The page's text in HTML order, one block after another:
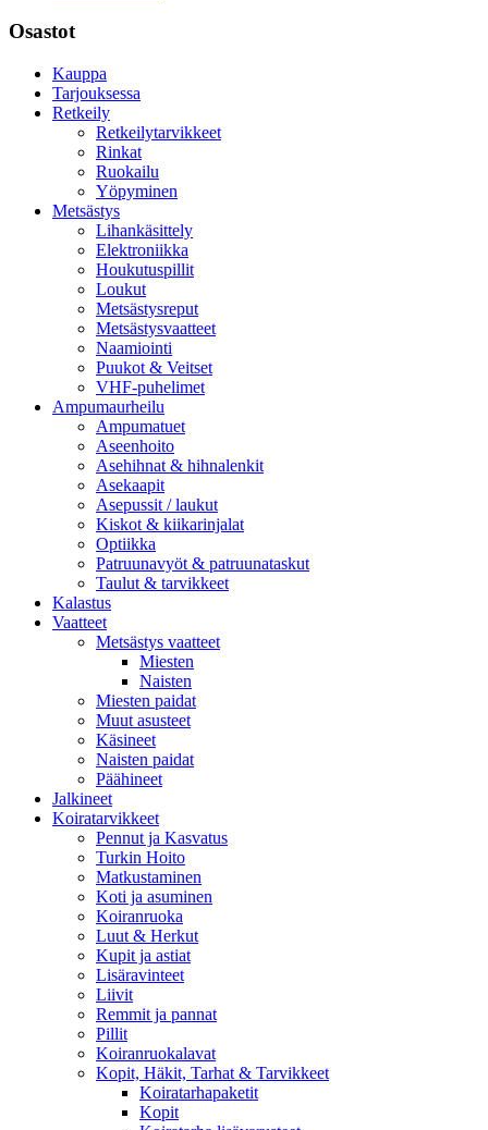
Osastot
Kauppa
Tarjouksessa
Retkeily
Retkeilytarvikkeet
Rinkat
Ruokailu
Yöpyminen
Metsästys
Lihankäsittely
Elektroniikka
Houkutuspillit
Loukut
Metsästysreput
Metsästysvaatteet
Naamiointi
Puukot & Veitset
VHF-puhelimet
Ampumaurheilu
Ampumatuet
Aseenhoito
Asehihnat & hihnalenkit
Asekaapit
Asepussit / laukut
Kiskot & kiikarinjalat
Optiikka
Patruunavyöt & patruunataskut
Taulut & tarvikkeet
Kalastus
Vaatteet
Metsästys vaatteet
Miesten
Naisten
Miesten paidat
Muut asusteet
Käsineet
Naisten paidat
Päähineet
Jalkineet
Koiratarvikkeet
Pennut ja Kasvatus
Turkin Hoito
Matkustaminen
Koti ja asuminen
Koiranruoka
Luut & Herkut
Kupit ja astiat
Lisäravinteet
Liivit
Remmit ja pannat
Pillit
Koiranruokalavat
Kopit, Häkit, Tarhat & Tarvikkeet
Koiratarhapaketit
Kopit